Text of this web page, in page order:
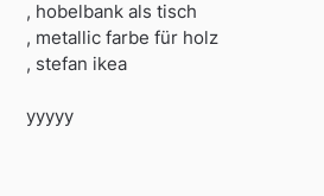
, hobelbank als tisch
, metallic farbe für holz
, stefan ikea
yyyyy